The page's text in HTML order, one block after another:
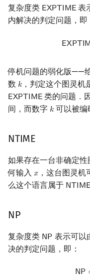
复杂度类 𝖤𝖷𝖯𝖳 𝖨𝖬𝖤
EXPTIME
表
内解决的判定问题，即
𝖤𝖷𝖯𝖳 𝖨
停机问题的弱化版——
数 𝑘
k ，判定这个图灵机
𝖤𝖷𝖯𝖳 𝖨𝖬𝖤
EXPTIME 类的问题．
间，而数字 𝑘
k 可以被
NTIME
如果存在一台非确定
何输入 𝑥
x ，这台图灵
么这个语言属于 𝖭 𝖳 𝖨𝖬𝖤
NTIME(
NP
复杂度类 𝖭𝖯
NP 表示可以
决的判定问题，即：
𝖭𝖯
NP=